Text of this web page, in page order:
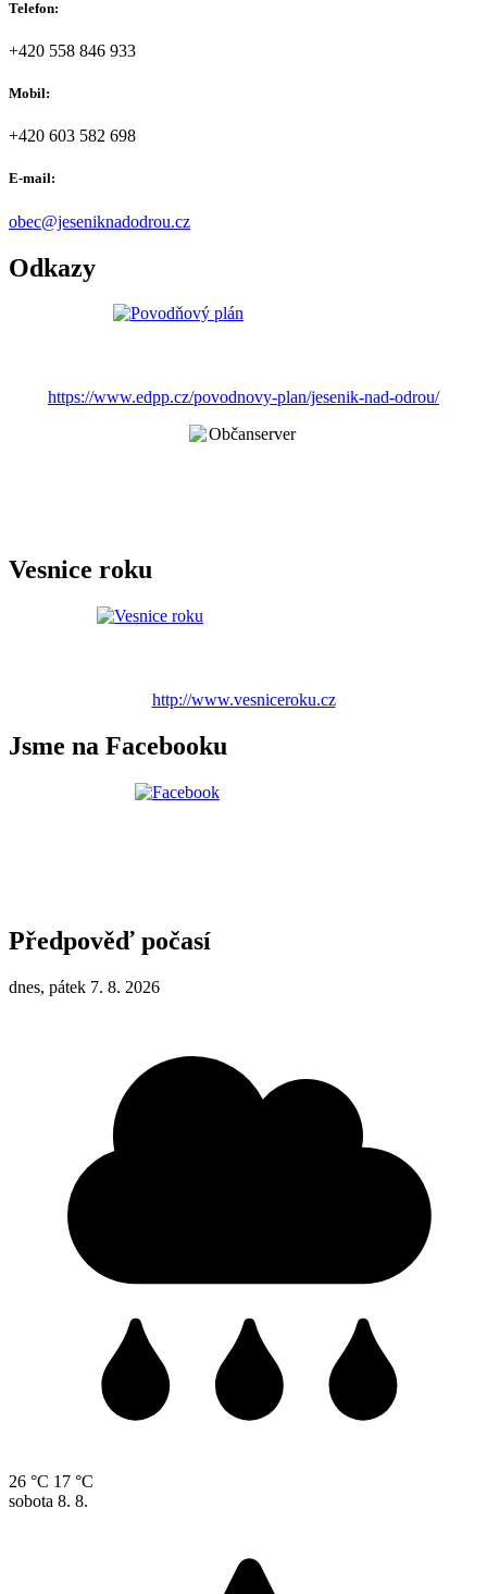
Telefon:
+420 558 846 933
Mobil:
+420 603 582 698
E-mail:
obec@jeseniknadodrou.cz
Odkazy
https://www.edpp.cz/povodnovy-plan/jesenik-nad-odrou/
Vesnice roku
http://www.vesniceroku.cz
Jsme na Facebooku
Předpověď počasí
dnes, pátek 7. 8. 2026
26 °C 17 °C
sobota 8. 8.